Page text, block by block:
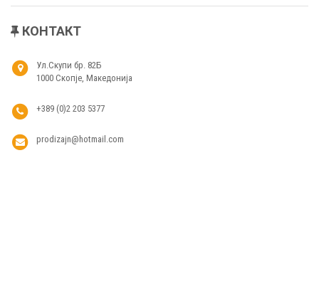
КОНТАКТ
Ул.Скупи бр. 82Б
1000 Скопје, Македонија
+389 (0)2 203 5377
prodizajn@hotmail.com